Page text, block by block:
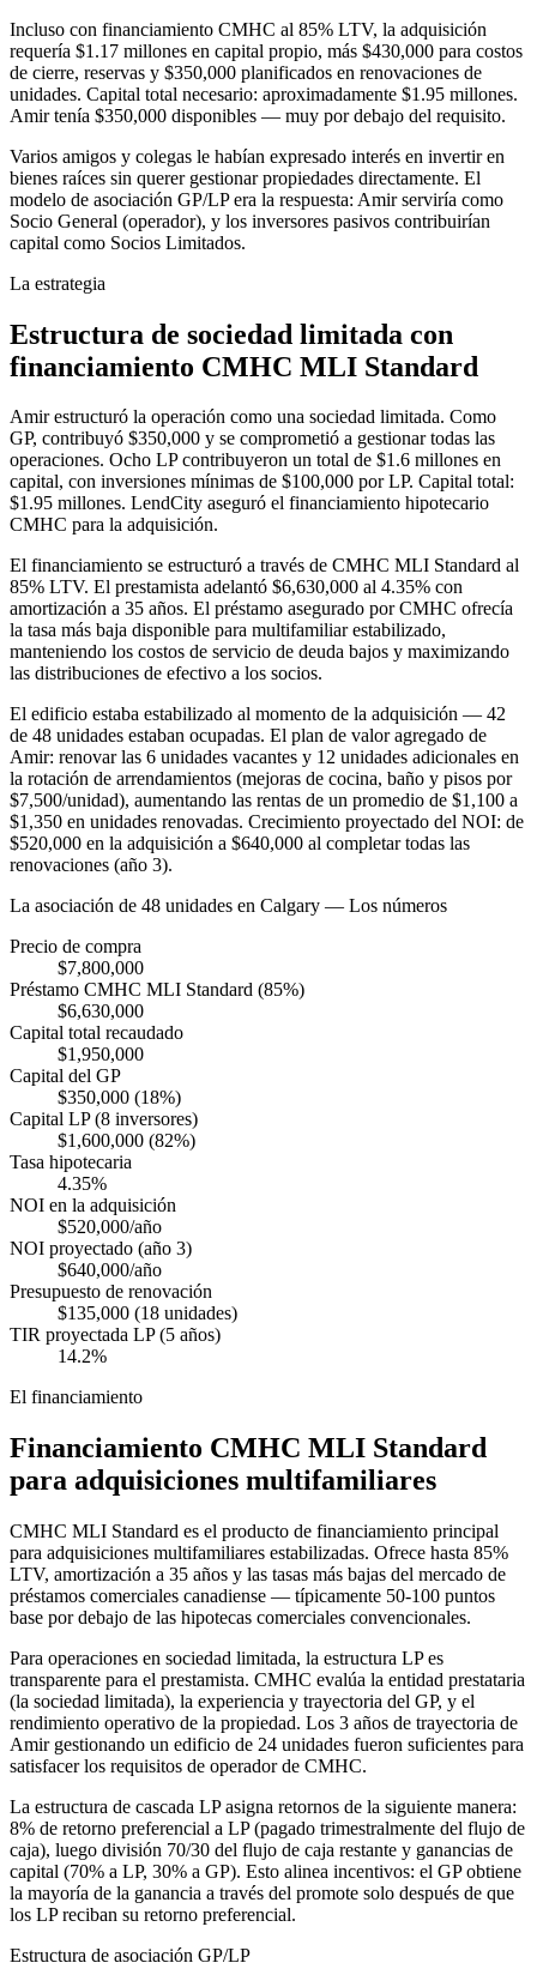
Incluso con financiamiento CMHC al 85% LTV, la adquisición
requería $1.17 millones en capital propio, más $430,000 para costos
de cierre, reservas y $350,000 planificados en renovaciones de
unidades. Capital total necesario: aproximadamente $1.95 millones.
Amir tenía $350,000 disponibles — muy por debajo del requisito.
Varios amigos y colegas le habían expresado interés en invertir en
bienes raíces sin querer gestionar propiedades directamente. El
modelo de asociación GP/LP era la respuesta: Amir serviría como
Socio General (operador), y los inversores pasivos contribuirían
capital como Socios Limitados.
La estrategia
Estructura de sociedad limitada con
financiamiento CMHC MLI Standard
Amir estructuró la operación como una sociedad limitada. Como
GP, contribuyó $350,000 y se comprometió a gestionar todas las
operaciones. Ocho LP contribuyeron un total de $1.6 millones en
capital, con inversiones mínimas de $100,000 por LP. Capital total:
$1.95 millones. LendCity aseguró el financiamiento hipotecario
CMHC para la adquisición.
El financiamiento se estructuró a través de CMHC MLI Standard al
85% LTV. El prestamista adelantó $6,630,000 al 4.35% con
amortización a 35 años. El préstamo asegurado por CMHC ofrecía
la tasa más baja disponible para multifamiliar estabilizado,
manteniendo los costos de servicio de deuda bajos y maximizando
las distribuciones de efectivo a los socios.
El edificio estaba estabilizado al momento de la adquisición — 42
de 48 unidades estaban ocupadas. El plan de valor agregado de
Amir: renovar las 6 unidades vacantes y 12 unidades adicionales en
la rotación de arrendamientos (mejoras de cocina, baño y pisos por
$7,500/unidad), aumentando las rentas de un promedio de $1,100 a
$1,350 en unidades renovadas. Crecimiento proyectado del NOI: de
$520,000 en la adquisición a $640,000 al completar todas las
renovaciones (año 3).
La asociación de 48 unidades en Calgary — Los números
Precio de compra
$7,800,000
Préstamo CMHC MLI Standard (85%)
$6,630,000
Capital total recaudado
$1,950,000
Capital del GP
$350,000 (18%)
Capital LP (8 inversores)
$1,600,000 (82%)
Tasa hipotecaria
4.35%
NOI en la adquisición
$520,000/año
NOI proyectado (año 3)
$640,000/año
Presupuesto de renovación
$135,000 (18 unidades)
TIR proyectada LP (5 años)
14.2%
El financiamiento
Financiamiento CMHC MLI Standard
para adquisiciones multifamiliares
CMHC MLI Standard es el producto de financiamiento principal
para adquisiciones multifamiliares estabilizadas. Ofrece hasta 85%
LTV, amortización a 35 años y las tasas más bajas del mercado de
préstamos comerciales canadiense — típicamente 50-100 puntos
base por debajo de las hipotecas comerciales convencionales.
Para operaciones en sociedad limitada, la estructura LP es
transparente para el prestamista. CMHC evalúa la entidad prestataria
(la sociedad limitada), la experiencia y trayectoria del GP, y el
rendimiento operativo de la propiedad. Los 3 años de trayectoria de
Amir gestionando un edificio de 24 unidades fueron suficientes para
satisfacer los requisitos de operador de CMHC.
La estructura de cascada LP asigna retornos de la siguiente manera:
8% de retorno preferencial a LP (pagado trimestralmente del flujo de
caja), luego división 70/30 del flujo de caja restante y ganancias de
capital (70% a LP, 30% a GP). Esto alinea incentivos: el GP obtiene
la mayoría de la ganancia a través del promote solo después de que
los LP reciban su retorno preferencial.
Estructura de asociación GP/LP